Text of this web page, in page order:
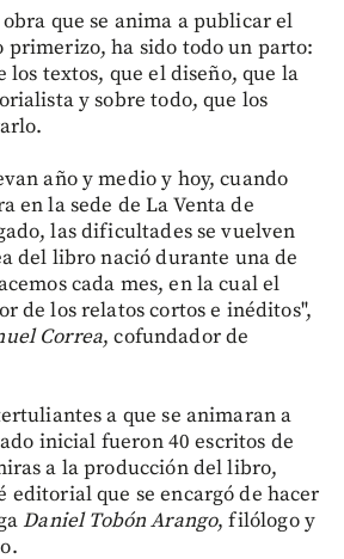
que se anima a publicar el
primerizo, ha sido todo un parto:
los textos, que el diseño, que la
y sobre todo, que los
año y medio y hoy, cuando
en la sede de La Venta de
las dificultades se vuelven
del libro nació durante una de
cada mes, en la cual el
de los relatos cortos e inéditos",
Correa, cofundador de
a que se animaran a
inicial fueron 40 escritos de
a la producción del libro,
editorial que se encargó de hacer
Daniel Tobón Arango, filólogo y